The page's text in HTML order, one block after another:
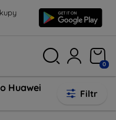
0
Huawei
Filtr